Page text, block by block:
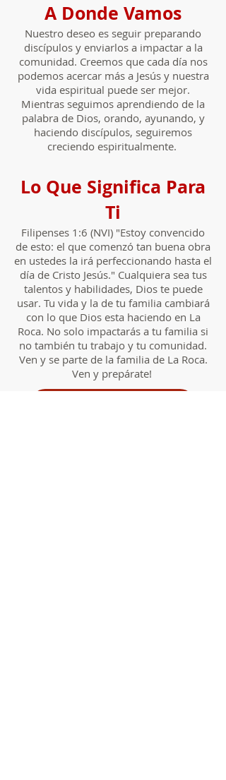
A Donde Vamos
Nuestro deseo es seguir preparando
discípulos y enviarlos a impactar a la
comunidad. Creemos que cada día nos
podemos acercar más a Jesús y nuestra
vida espiritual puede ser mejor.
Mientras seguimos aprendiendo de la
palabra de Dios, orando, ayunando, y
haciendo discípulos, seguiremos
creciendo espiritualmente.
Lo Que Significa Para
Ti
Filipenses 1:6 (NVI) "Estoy convencido
de esto: el que comenzó tan buena obra
en ustedes la irá perfeccionando hasta el
día de Cristo Jesús." Cualquiera sea tus
talentos y habilidades, Dios te puede
usar. Tu vida y la de tu familia cambiará
con lo que Dios esta haciendo en La
Roca. No solo impactarás a tu familia si
no también tu trabajo y tu comunidad.
Ven y se parte de la familia de La Roca.
Ven y prepárate!